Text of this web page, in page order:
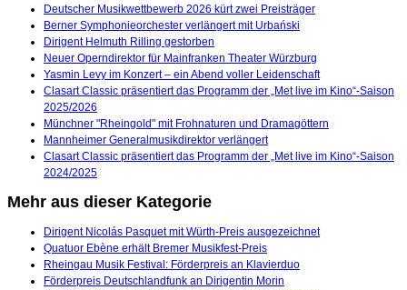
Deutscher Musikwettbewerb 2026 kürt zwei Preisträger
Berner Symphonieorchester verlängert mit Urbański
Dirigent Helmuth Rilling gestorben
Neuer Operndirektor für Mainfranken Theater Würzburg
Yasmin Levy im Konzert – ein Abend voller Leidenschaft
Clasart Classic präsentiert das Programm der „Met live im Kino“-Saison
2025/2026
Münchner "Rheingold" mit Frohnaturen und Dramagöttern
Mannheimer Generalmusikdirektor verlängert
Clasart Classic präsentiert das Programm der „Met live im Kino“-Saison
2024/2025
Mehr aus dieser Kategorie
Dirigent Nicolás Pasquet mit Würth-Preis ausgezeichnet
Quatuor Ebène erhält Bremer Musikfest-Preis
Rheingau Musik Festival: Förderpreis an Klavierduo
Förderpreis Deutschlandfunk an Dirigentin Morin